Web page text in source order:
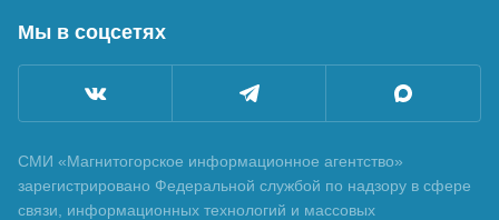
Мы в соцсетях
СМИ «Магнитогорское информационное агентство»
зарегистрировано Федеральной службой по надзору в сфере
связи, информационных технологий и массовых